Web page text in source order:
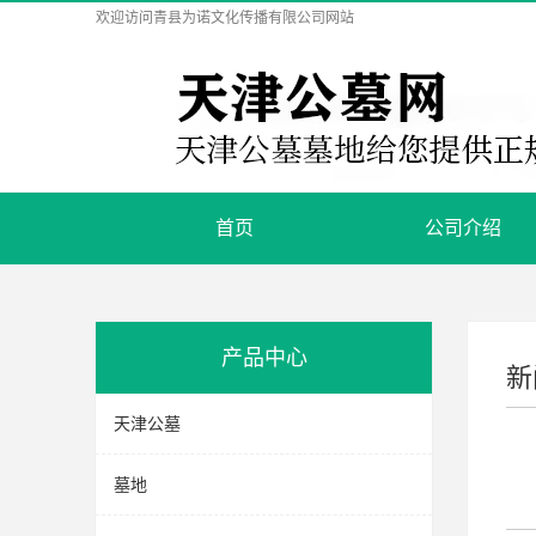
欢迎访问 青县为诺文化传播有限公司 网站
首页 公司介绍
产品中心
天津公墓
墓地